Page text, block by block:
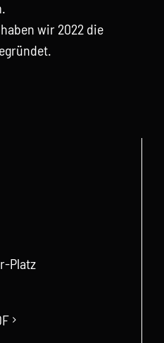
wir 2022 die
Platz